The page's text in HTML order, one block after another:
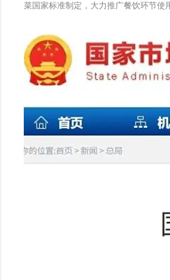
菜国家标准制定，大力推广餐饮环节